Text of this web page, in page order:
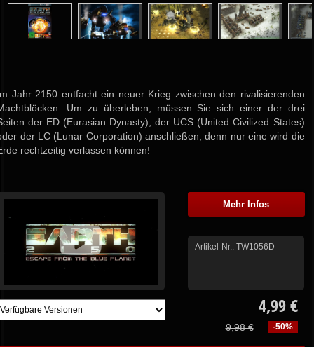
Jahr 2150 entfacht ein neuer Krieg zwischen den rivalisierenden
Um zu überleben, müssen Sie sich einer der drei
der ED (Eurasian Dynasty), der UCS (United Civilized States)
der LC (Lunar Corporation) anschließen, denn nur eine wird die
rechtzeitig verlassen können!
Mehr Infos
Artikel-Nr.: TW1056D
4,99 €
-50%
9,98 €